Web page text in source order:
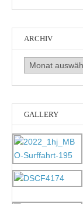
ARCHIV
Archiv
GALLERY